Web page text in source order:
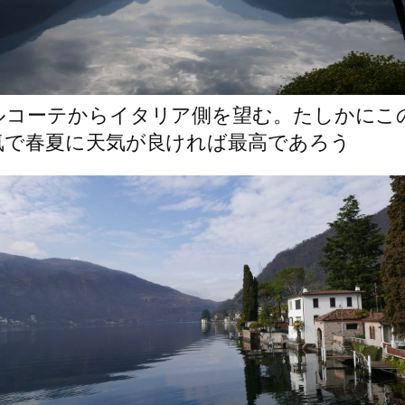
コーテからイタリア側を望む。たしかにこ
春夏に天気が良ければ最高であろう